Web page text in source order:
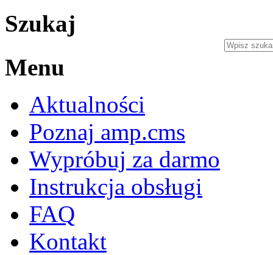
Szukaj
Menu
Aktualności
Poznaj amp.cms
Wypróbuj za darmo
Instrukcja obsługi
FAQ
Kontakt